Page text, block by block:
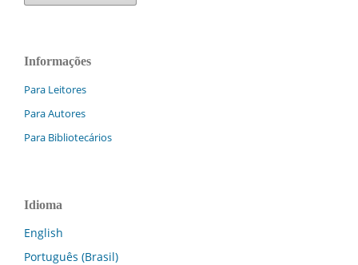
Informações
Para Leitores
Para Autores
Para Bibliotecários
Idioma
English
Português (Brasil)